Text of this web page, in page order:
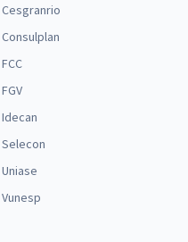
Cesgranrio
Consulplan
FCC
FGV
Idecan
Selecon
Uniase
Vunesp